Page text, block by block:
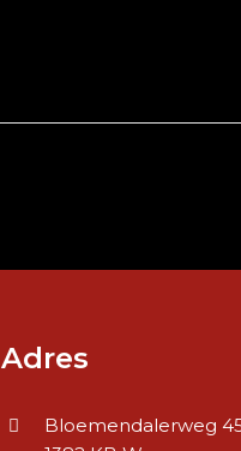
Adres
Bloemendalerweg